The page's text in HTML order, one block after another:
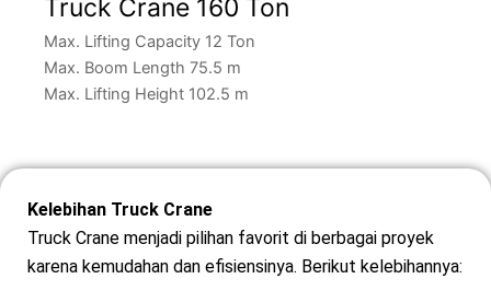
Truck Crane 160 Ton
Max. Lifting Capacity 12 Ton
Max. Boom Length 75.5 m
Max. Lifting Height 102.5 m
Kelebihan Truck Crane
Truck Crane menjadi pilihan favorit di berbagai proyek
karena kemudahan dan efisiensinya. Berikut kelebihannya: